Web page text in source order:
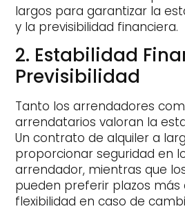
largos para garantizar la
y la previsibilidad financiera.
2. Estabilidad
Previsibilidad
Tanto los arrendadores
arrendatarios valoran la
Un contrato de alquiler a
proporcionar seguridad en
arrendador, mientras que
pueden preferir plazos
flexibilidad en caso de